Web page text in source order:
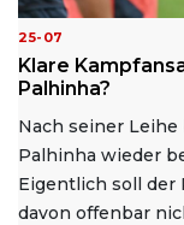
25-07
Klare
Palhinha?
Nach seiner
Palhinha wieder
Eigentlich soll der
davon offenbar